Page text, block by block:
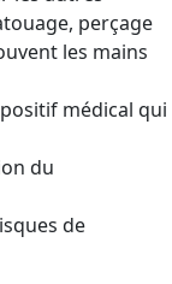
perçage
les mains
médical qui
du
de